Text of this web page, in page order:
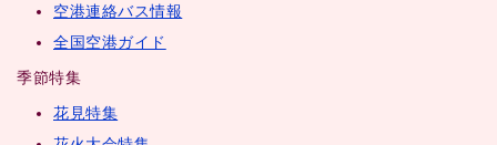
空港連絡バス情報
全国空港ガイド
季節特集
花見特集